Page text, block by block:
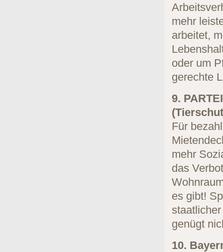
mehr
arbeitet,
oder um
gerechte
9.
Für
mehr
das
es gibt!
genügt
10.